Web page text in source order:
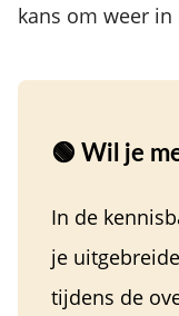
kans om weer
🟢 Wil je
In de
je
tijdens de